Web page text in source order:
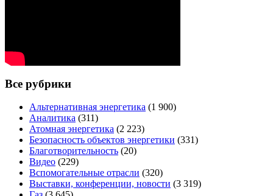
Все рубрики
Альтернативная энергетика (1 900)
Аналитика (311)
Атомная энергетика (2 223)
Безопасность объектов энергетики (331)
Благотворительность (20)
Видео (229)
Вспомогательные отрасли (320)
Выставки, конференции, новости (3 319)